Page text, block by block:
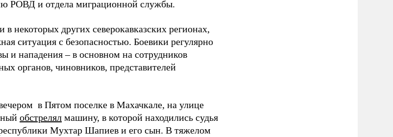
РОВД и отдела миграционной службы.
в некоторых других северокавказских регионах,
ситуация c безопасностью. Боевики регулярно
и нападения – в основном на сотрудников
органов, чиновников, представителей
в Пятом поселке в Махачкале, на улице
обстрелял машину, в которой находились судья
Мухтар Шапиев и его сын. В тяжелом